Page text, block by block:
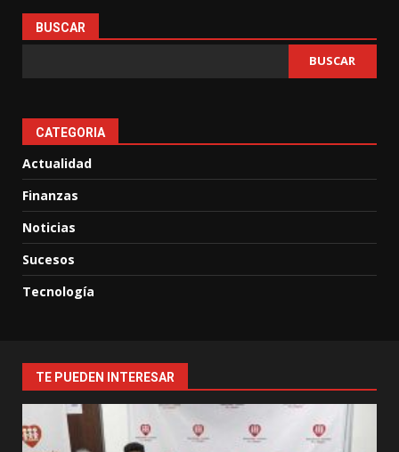
BUSCAR
BUSCAR
CATEGORIA
Actualidad
Finanzas
Noticias
Sucesos
Tecnología
TE PUEDEN INTERESAR